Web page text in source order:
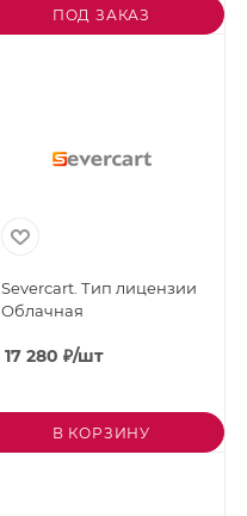
ПОД ЗАКАЗ
Severcart. Тип лицензии
Облачная
17 280 ₽/шт
В КОРЗИНУ